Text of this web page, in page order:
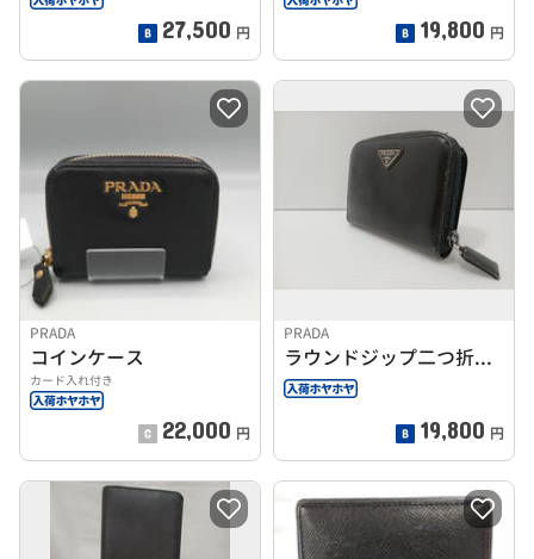
27,500 円 19,800 円
PRADA
コインケース
カード入れ付き
22,000 円
PRADA
ラウンドジップ二つ折り財布
19,800 円